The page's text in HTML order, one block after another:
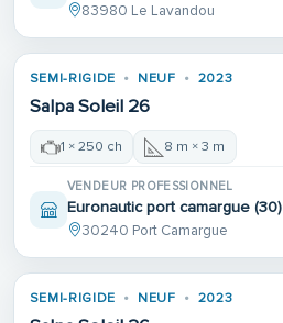
83980 Le Lavandou
SEMI-RIGIDE NEUF 2023
Salpa Soleil 26
1 × 250 ch 8 m × 3 m
VENDEUR PROFESSIONNEL
Euronautic port camargue (30)
30240 Port Camargue
SEMI-RIGIDE NEUF 2023